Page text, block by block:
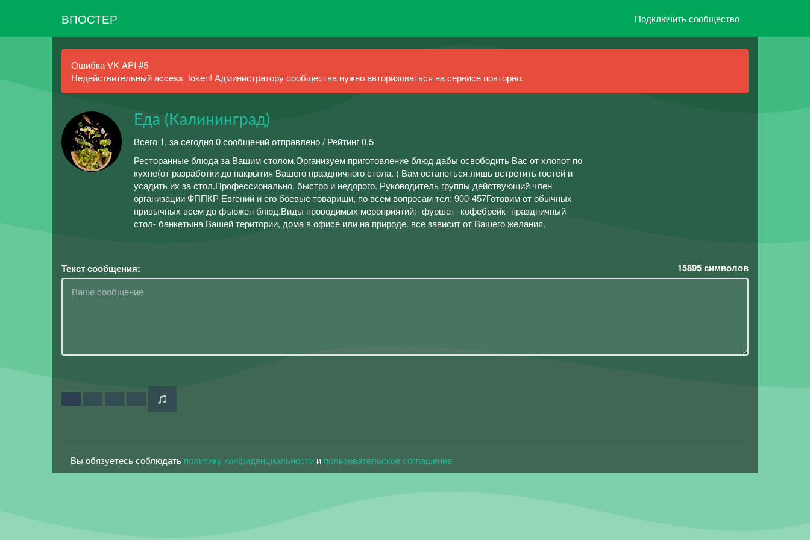
ВПОСТЕР Подключить сообщество
Ошибка VK API #5
Недействительный access_token! Администратору сообщества нужно авторизоваться на сервисе повторно.
Еда (Калининград)
Всего 1, за сегодня 0 сообщений отправлено / Рейтинг 0.5
Ресторанные блюда за Вашим столом.Организуем приготовление блюд дабы освободить Вас от хлопот по
кухне(от разработки до накрытия Вашего праздничного стола. ) Вам останеться лишь встретить гостей и
усадить их за стол.Профессионально, быстро и недорого. Руководитель группы действующий член
организации ФППКР Евгений и его боевые товарищи, по всем вопросам тел: 900-457Готовим от обычных
привычных всем до фъюжен блюд.Виды проводимых мероприятий:- фуршет- кофебрейк- праздничный
стол- банкетына Вашей територии, дома в офисе или на природе. все зависит от Вашего желания.
Текст сообщения: 15895символов
Вы обязуетесь соблюдать политику конфиденциальности и пользовательское соглашение